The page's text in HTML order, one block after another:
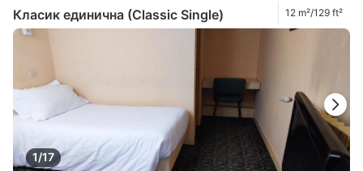
Класик единична (Classic Single) 12 m²/129 ft²
1/17